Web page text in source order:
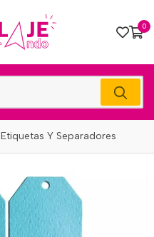
0
Etiquetas Y Separadores